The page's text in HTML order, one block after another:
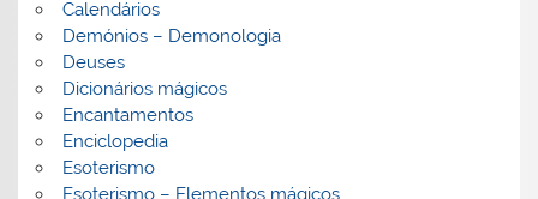
Calendários
Demónios – Demonologia
Deuses
Dicionários mágicos
Encantamentos
Enciclopedia
Esoterismo
Esoterismo – Elementos mágicos